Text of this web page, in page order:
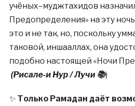
учёных–муджтахидов
Предопределения» на эту
это и не так, но, поскольку
таковой, иншааллах, она
подобно настоящей «Ночи
(Рисале-и Нур / Лучи 📚)
✨ Только Рамадан даёт